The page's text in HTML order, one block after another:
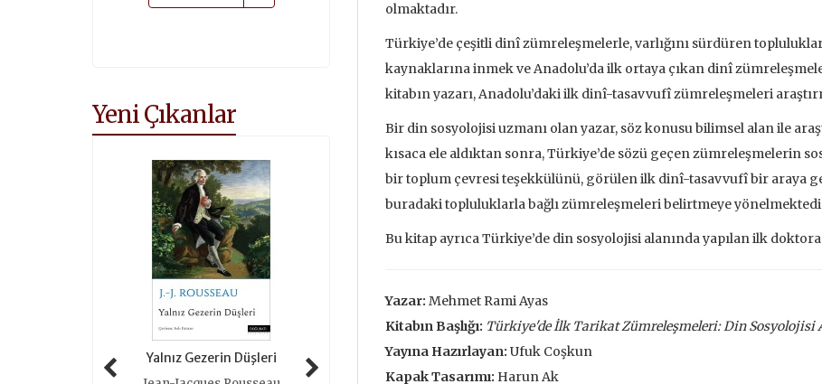
Yeni Çıkanlar
Yalnız Gezerin Düşleri Oyunlar ve İnsanlar Taze Otlar Üzerine
olmaktadır.
Türkiye’de çeşitli dinî zümreleşmelerle, varlığını sürdüren
kaynaklarına inmek ve Anadolu’da ilk ortaya çıkan dinî
kitabın yazarı, Anadolu’daki ilk dinî-tasavvufî zümreleşmeleri
Bir din sosyolojisi uzmanı olan yazar, söz konusu bilimsel alan ile
kısaca ele aldıktan sonra, Türkiye’de sözü geçen zümreleşmelerin
bir toplum çevresi teşekkülünü, görülen ilk dinî-tasavvufî bir araya
buradaki topluluklarla bağlı zümreleşmeleri belirtmeye
Bu kitap ayrıca Türkiye’de din sosyolojisi alanında yapılan ilk
Yazar: Mehmet Rami Ayas
Kitabın Başlığı: Türkiye'de İlk Tarikat Zümreleşmeleri: Din Sosyolojisi
Yayına Hazırlayan: Ufuk Coşkun
Kapak Tasarımı: Harun Ak